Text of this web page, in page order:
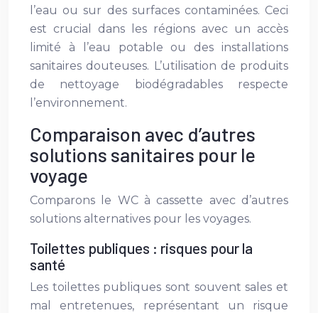
l’eau ou sur des surfaces contaminées. Ceci
est crucial dans les régions avec un accès
limité à l’eau potable ou des installations
sanitaires douteuses. L’utilisation de produits
de nettoyage biodégradables respecte
l’environnement.
Comparaison avec d’autres
solutions sanitaires pour le
voyage
Comparons le WC à cassette avec d’autres
solutions alternatives pour les voyages.
Toilettes publiques : risques pour la
santé
Les toilettes publiques sont souvent sales et
mal entretenues, représentant un risque